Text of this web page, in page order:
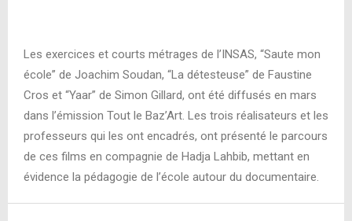
Les exercices et courts métrages de l’INSAS, “Saute mon
école” de Joachim Soudan, “La détesteuse” de Faustine
Cros et “Yaar” de Simon Gillard, ont été diffusés en mars
dans l’émission Tout le Baz’Art. Les trois réalisateurs et les
professeurs qui les ont encadrés, ont présenté le parcours
de ces films en compagnie de Hadja Lahbib, mettant en
évidence la pédagogie de l’école autour du documentaire.